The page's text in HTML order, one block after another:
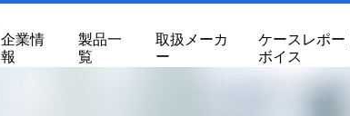
企業情
報
製品一
覧
取扱メーカ
ー
ケースレポー
ボイス